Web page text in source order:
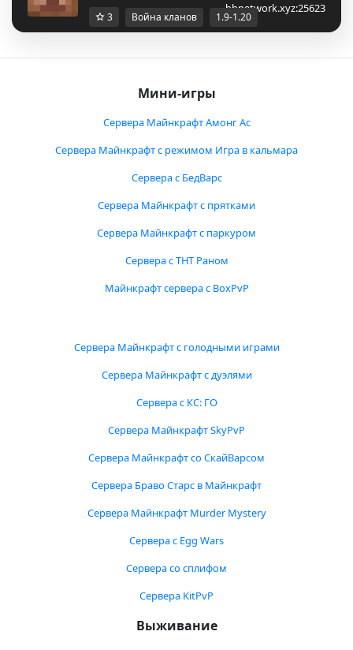
hbnetwork.xyz:25623
3 Война кланов 1.9-1.20
Мини-игры
Сервера Майнкрафт Амонг Ас
Сервера Майнкрафт с режимом Игра в кальмара
Сервера с БедВарс
Сервера Майнкрафт с прятками
Сервера Майнкрафт с паркуром
Сервера с ТНТ Раном
Майнкрафт сервера с BoxPvP
Сервера Майнкрафт с голодными играми
Сервера Майнкрафт с дуэлями
Сервера с КС: ГО
Сервера Майнкрафт SkyPvP
Сервера Майнкрафт со СкайВарсом
Сервера Браво Старс в Майнкрафт
Сервера Майнкрафт Murder Mystery
Сервера с Egg Wars
Сервера со сплифом
Сервера KitPvP
Выживание